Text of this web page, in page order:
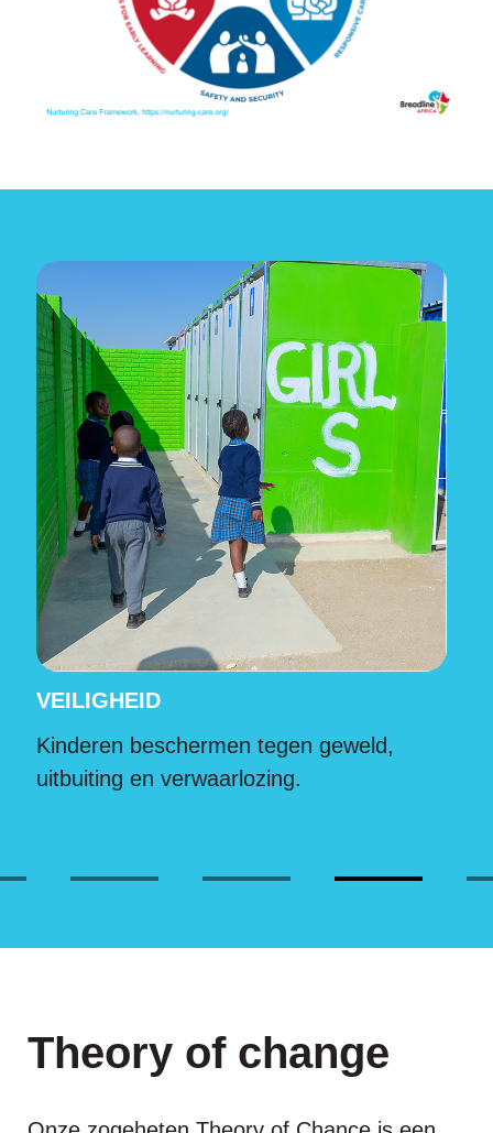
KANSEN OM TE LEREN
Het bieden van omgevingen die cognitieve
en emotionele groei bevorderen.
Theory of change